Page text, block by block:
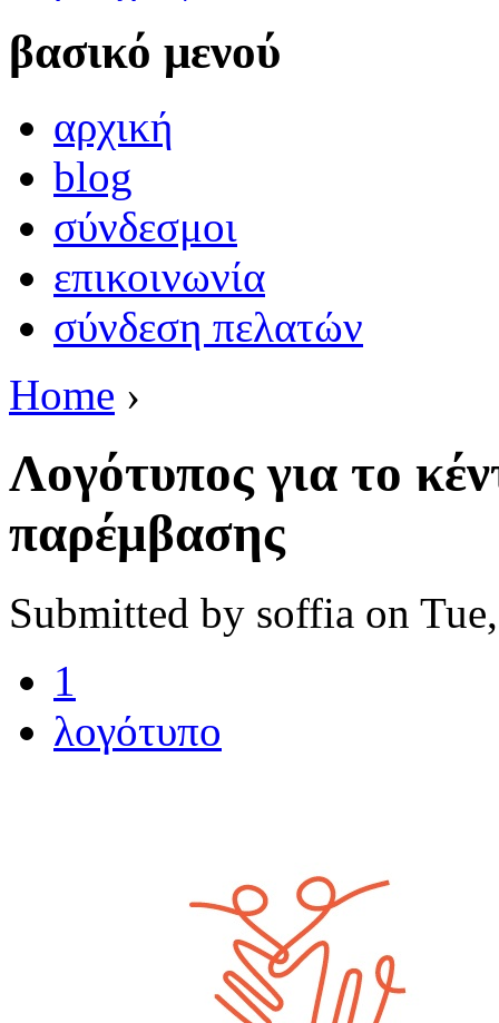
βασικό μενού
αρχική
blog
σύνδεσμοι
επικοινωνία
σύνδεση πελατών
Home ›
Λογότυπος για το
παρέμβασης
Submitted by soffia on
1
λογότυπο